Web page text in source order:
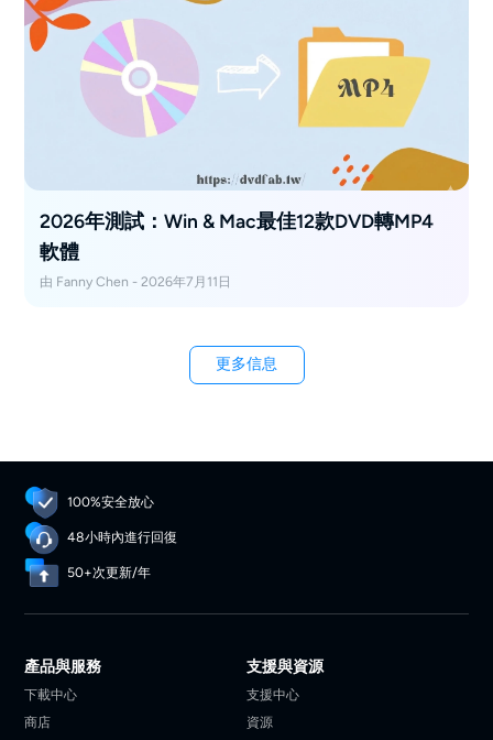
2026年測試：Win & Mac最佳12款DVD轉MP4
軟體
由 Fanny Chen - 2026年7月11日
更多信息
100%安全放心
48小時內進行回復
50+次更新/年
產品與服務
下載中心
商店
支援與資源
支援中心
資源